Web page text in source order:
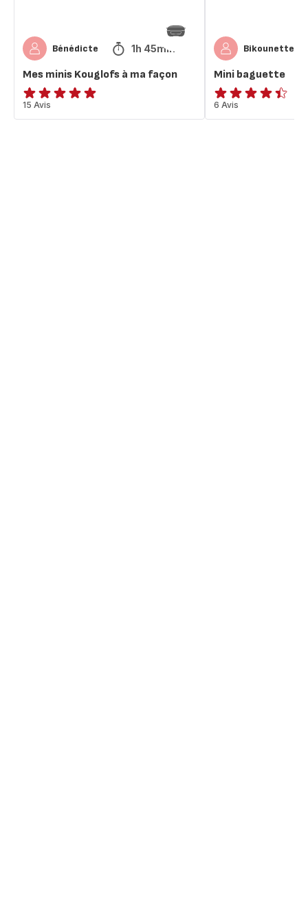
Bénédicte 1h 45min
Mes minis Kouglofs à ma façon
ratings.4.9
15 Avis
Mini baguette
ratings.4.4
6 Avis